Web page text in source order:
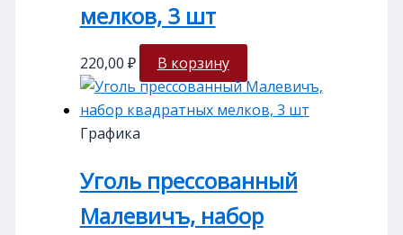
мелков, 3 шт
220,00 ₽ В корзину
Графика
Уголь прессованный
Малевичъ, набор